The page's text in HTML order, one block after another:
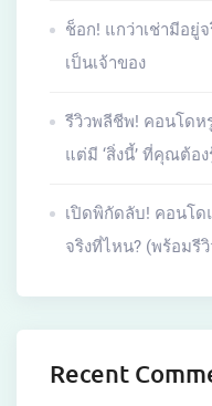
ช็อก! แกว่าเช่ามีอยู่
เป็นเจ้าของ
รีวิวพลีชีพ! คอนโด
แต่มี ‘สิ่งนี้’ ที่คุณต้อ
เปิดพิกัดลับ! คอนโด
จริงที่ไหน? (พร้อมรีวิ
Recent